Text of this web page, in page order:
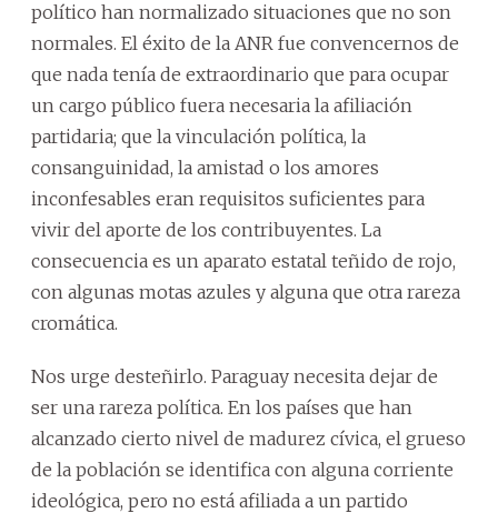
político han normalizado situaciones que no son
normales. El éxito de la ANR fue convencernos de
que nada tenía de extraordinario que para ocupar
un cargo público fuera necesaria la afiliación
partidaria; que la vinculación política, la
consanguinidad, la amistad o los amores
inconfesables eran requisitos suficientes para
vivir del aporte de los contribuyentes. La
consecuencia es un aparato estatal teñido de rojo,
con algunas motas azules y alguna que otra rareza
cromática.
Nos urge desteñirlo. Paraguay necesita dejar de
ser una rareza política. En los países que han
alcanzado cierto nivel de madurez cívica, el grueso
de la población se identifica con alguna corriente
ideológica, pero no está afiliada a un partido